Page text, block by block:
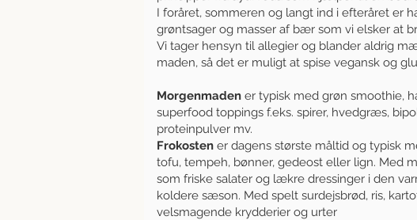
I foråret, sommeren og langt ind i efteråret er
grøntsager og masser af bær som vi elsker at
Vi tager hensyn til allegier og blander aldrig
maden, så det er muligt at spise vegansk og
Morgenmaden er typisk med grøn smoothie,
superfood toppings f.eks. spirer, hvedgræs,
proteinpulver mv.
Frokosten er dagens største måltid og typisk
tofu, tempeh, bønner, gedeost eller lign. Med
som friske salater og lækre dressinger i den
koldere sæson. Med spelt surdejsbrød, ris,
velsmagende krydderier og urter